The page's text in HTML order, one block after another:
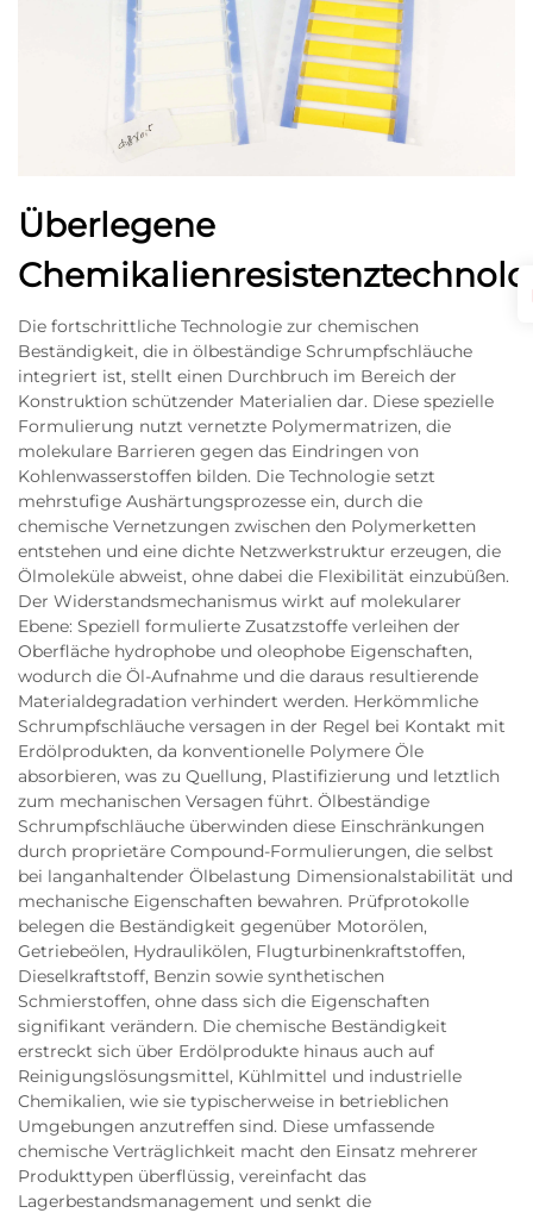
Überlegene
Die fortschrittliche Technologie zur chemischen
Beständigkeit, die in ölbeständige Schrumpfschläuche
integriert ist, stellt einen Durchbruch im Bereich der
Konstruktion schützender Materialien dar. Diese spezielle
Formulierung nutzt vernetzte Polymermatrizen, die
molekulare Barrieren gegen das Eindringen von
Kohlenwasserstoffen bilden. Die Technologie setzt
mehrstufige Aushärtungsprozesse ein, durch die
chemische Vernetzungen zwischen den Polymerketten
entstehen und eine dichte Netzwerkstruktur erzeugen, die
Ölmoleküle abweist, ohne dabei die Flexibilität einzubüßen.
Der Widerstandsmechanismus wirkt auf molekularer
Ebene: Speziell formulierte Zusatzstoffe verleihen der
Oberfläche hydrophobe und oleophobe Eigenschaften,
wodurch die Öl-Aufnahme und die daraus resultierende
Materialdegradation verhindert werden. Herkömmliche
Schrumpfschläuche versagen in der Regel bei Kontakt mit
Erdölprodukten, da konventionelle Polymere Öle
absorbieren, was zu Quellung, Plastifizierung und letztlich
zum mechanischen Versagen führt. Ölbeständige
Schrumpfschläuche überwinden diese Einschränkungen
durch proprietäre Compound-Formulierungen, die selbst
bei langanhaltender Ölbelastung Dimensionalstabilität und
mechanische Eigenschaften bewahren. Prüfprotokolle
belegen die Beständigkeit gegenüber Motorölen,
Getriebeölen, Hydraulikölen, Flugturbinenkraftstoffen,
Dieselkraftstoff, Benzin sowie synthetischen
Schmierstoffen, ohne dass sich die Eigenschaften
signifikant verändern. Die chemische Beständigkeit
erstreckt sich über Erdölprodukte hinaus auch auf
Reinigungslösungsmittel, Kühlmittel und industrielle
Chemikalien, wie sie typischerweise in betrieblichen
Umgebungen anzutreffen sind. Diese umfassende
chemische Verträglichkeit macht den Einsatz mehrerer
Produkttypen überflüssig, vereinfacht das
Lagerbestandsmanagement und senkt die